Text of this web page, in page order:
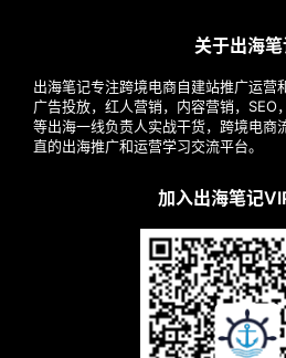
关于出海
出海笔记专注跨境电商自建站推广运营
广告投放，红人营销，内容营销，SEO
等出海一线负责人实战干货，跨境电商
直的出海推广和运营学习交流平台。
加入出海笔记